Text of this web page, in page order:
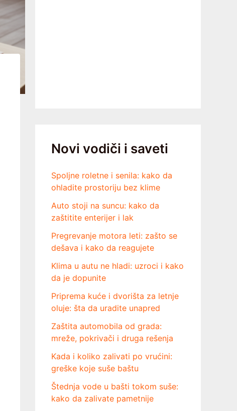
Novi vodiči i saveti
Spoljne roletne i senila: kako da
ohladite prostoriju bez klime
Auto stoji na suncu: kako da
zaštitite enterijer i lak
Pregrevanje motora leti: zašto se
dešava i kako da reagujete
Klima u autu ne hladi: uzroci i kako
da je dopunite
Priprema kuće i dvorišta za letnje
oluje: šta da uradite unapred
Zaštita automobila od grada:
mreže, pokrivači i druga rešenja
Kada i koliko zalivati po vrućini:
greške koje suše baštu
Štednja vode u bašti tokom suše:
kako da zalivate pametnije